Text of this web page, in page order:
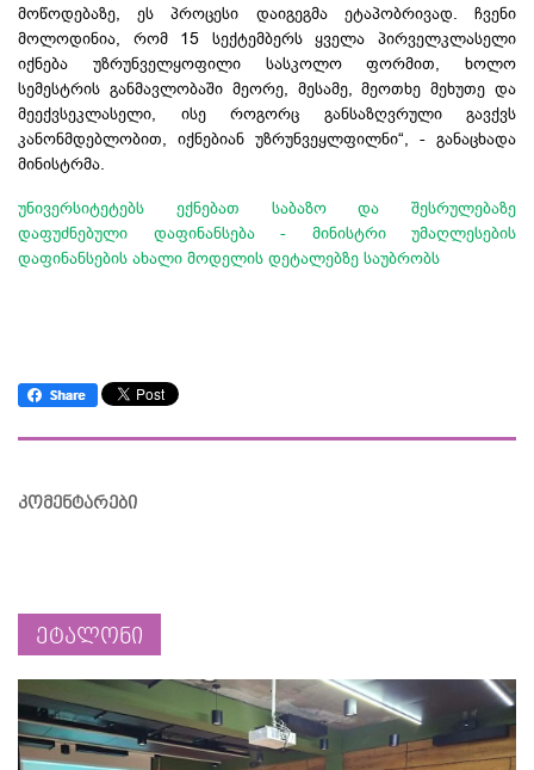
მოწოდებაზე, ეს პროცესი დაიგეგმა ეტაპობრივად. ჩვენი
მოლოდინია, რომ 15 სექტემბერს ყველა პირველკლასელი
იქნება უზრუნველყოფილი სასკოლო ფორმით, ხოლო
სემესტრის განმავლობაში მეორე, მესამე, მეოთხე მეხუთე და
მეექვსეკლასელი, ისე როგორც განსაზღვრული გავქვს
კანონმდებლობით, იქნებიან უზრუნვეყლფილნი“, - განაცხადა
მინისტრმა.
უნივერსიტეტებს ექნებათ საბაზო და შესრულებაზე
დაფუძნებული დაფინანსება - მინისტრი უმაღლესების
დაფინანსების ახალი მოდელის დეტალებზე საუბრობს
კომენტარები
ეტალონი